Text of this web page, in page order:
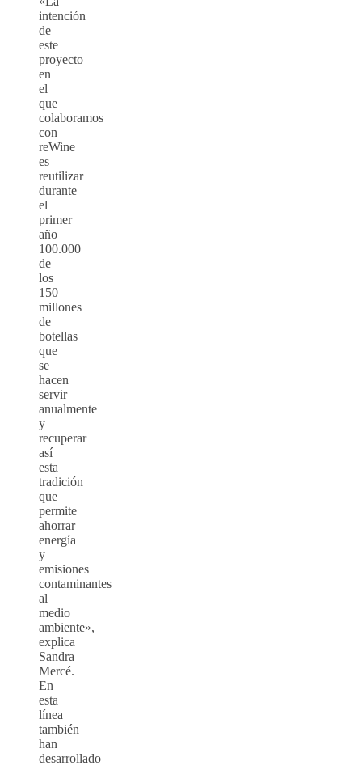
intención
de
este
proyecto
en
el
que
colaboramos
con
reWine
es
reutilizar
durante
el
primer
año
100.000
de
los
150
millones
de
botellas
que
se
hacen
servir
anualmente
y
recuperar
así
esta
tradición
que
permite
ahorrar
energía
y
emisiones
contaminantes
al
medio
ambiente»,
explica
Sandra
Mercé.
En
esta
línea
también
han
desarrollado